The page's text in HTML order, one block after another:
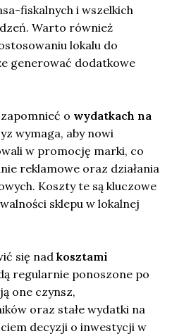
fiskalnych i wszelkich
Warto również
lokalu do
generować dodatkowe
o wydatkach na
wymaga, aby nowi
w promocję marki, co
reklamowe oraz działania
Koszty te są kluczowe
sklepu w lokalnej
się nad kosztami
regularnie ponoszone po
one czynsz,
oraz stałe wydatki na
decyzji o inwestycji w